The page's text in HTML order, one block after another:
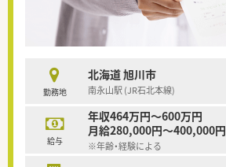
勤務地
北海道 旭川市
南永山駅 (JR石北本線)
給与
年収464万円～600万円
月給280,000円～400,000円
※年齢・経験による